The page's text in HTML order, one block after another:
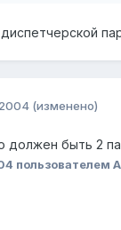
(изменено)
должен быть 2
пользователем